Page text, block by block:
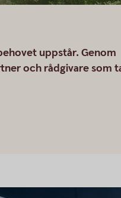
uppstår. Genom
och rådgivare som